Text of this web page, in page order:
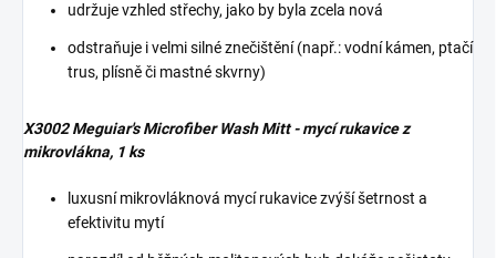
udržuje vzhled střechy, jako by byla zcela nová
odstraňuje i velmi silné znečištění (např.: vodní kámen, ptačí
trus, plísně či mastné skvrny)
X3002 Meguiar's Microfiber Wash Mitt - mycí rukavice z
mikrovlákna, 1 ks
luxusní mikrovláknová mycí rukavice zvýší šetrnost a
efektivitu mytí